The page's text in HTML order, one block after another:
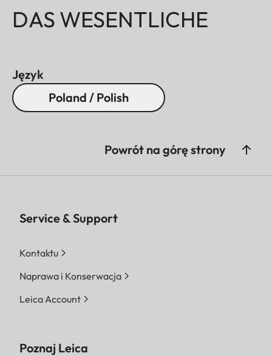
DAS WESENTLICHE
Język
Poland / Polish
Powrót na górę strony
Service & Support
Kontaktu
Naprawa i Konserwacja
Leica Account
Poznaj Leica